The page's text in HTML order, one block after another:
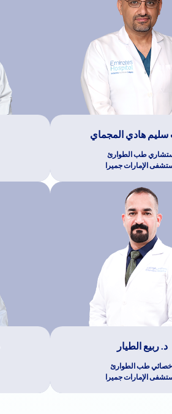
سليم هادي المجماي
طب الطوارئ
الإمارات جميرا
د. ربيع الطيار
طب الطوارئ
الإمارات جميرا